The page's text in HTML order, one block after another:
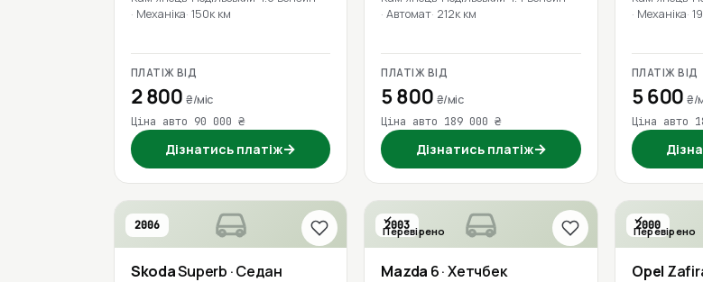
Механіка 150к км
ПЛАТІЖ ВІД
2 800₴/міс
Ціна авто 90 000 ₴
Дізнатись платіж→
Автомат 212к км
ПЛАТІЖ ВІД
5 800 ₴/міс
Ціна авто 189 000 ₴
Дізнатись платіж→
Механіка
ПЛАТІЖ ВІД
5 600₴/
Ціна авто
2006
SkodaSuperb · Седан
2003
Перевірено
Mazda 6· Хетчбек
2000
Перевірено
Opel